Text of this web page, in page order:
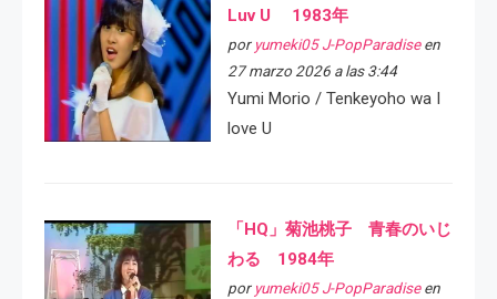
Luv U 1983年
por yumeki05 J-PopParadiseen
27 marzo 2026 a las 3:44
Yumi Morio / Tenkeyoho wa I
love U
「HQ」菊池桃子 青春のいじ
わる 1984年
por yumeki05 J-PopParadiseen